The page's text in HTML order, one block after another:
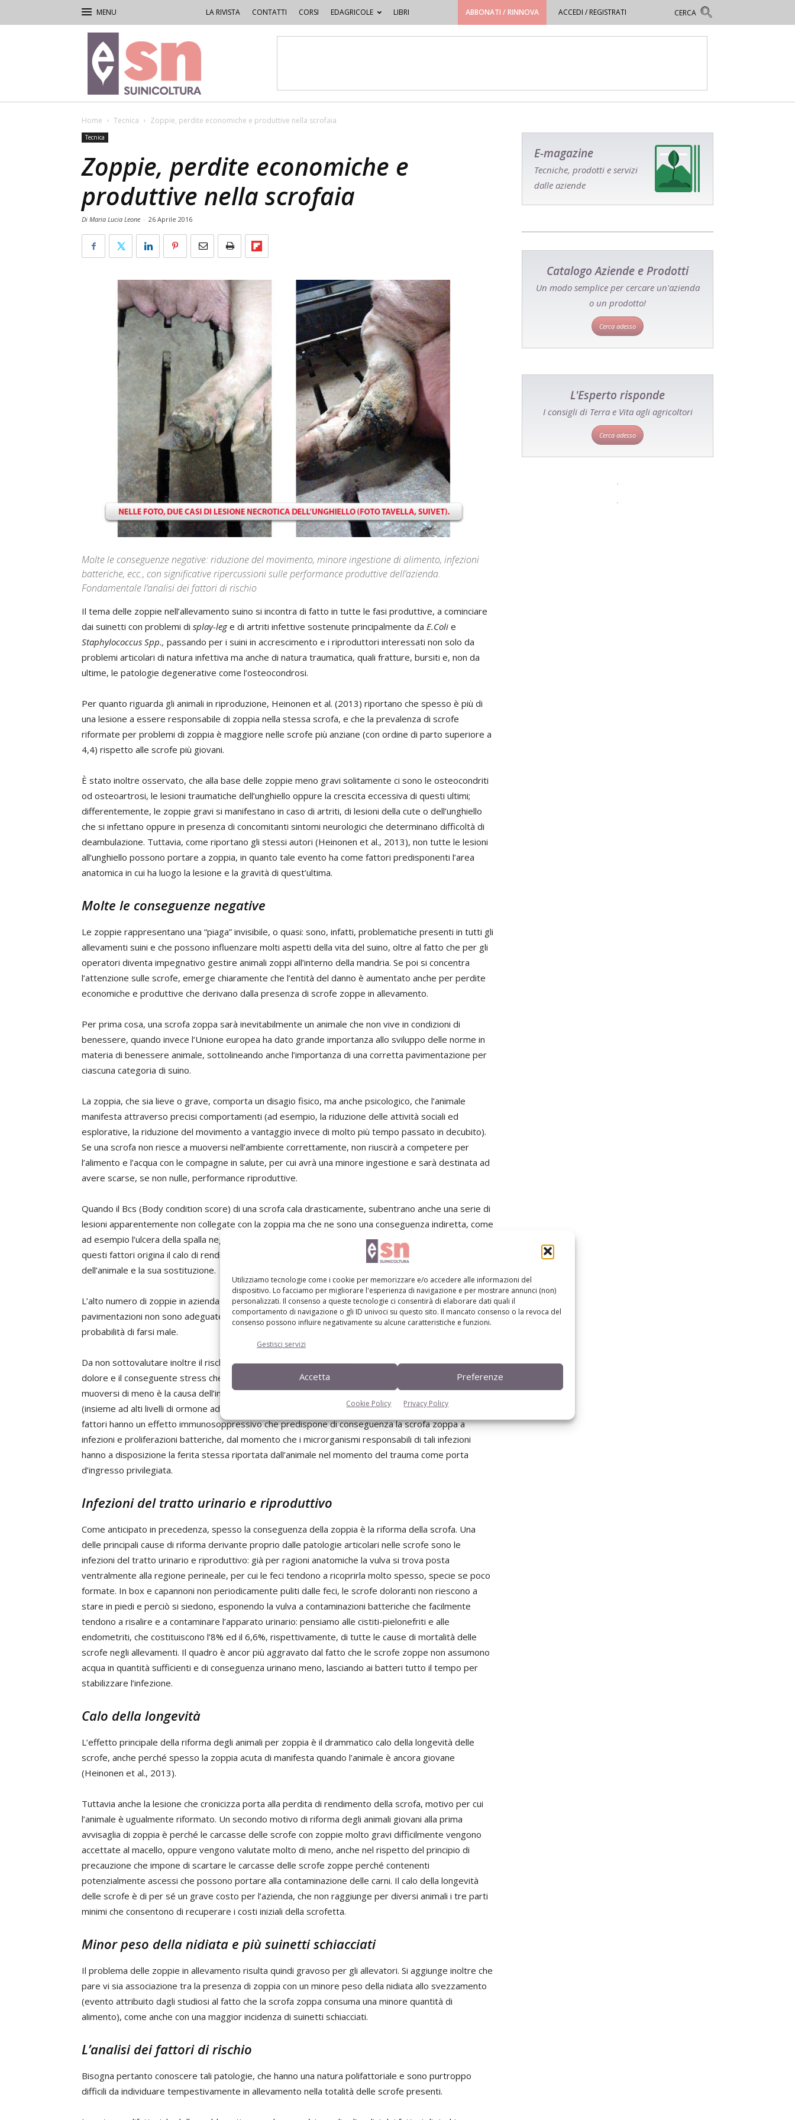
Utilizziamo tecnologie come i cookie per memorizzare e/o accedere alle informazioni del
dispositivo. Lo facciamo per migliorare l'esperienza di navigazione e per mostrare annunci (non)
personalizzati. Il consenso a queste tecnologie ci consentirà di elaborare dati quali il
comportamento di navigazione o gli ID univoci su questo sito. Il mancato consenso o la revoca del
consenso possono influire negativamente su alcune caratteristiche e funzioni.
Gestisci servizi
Accetta Preferenze
Cookie Policy Privacy Policy
LA RIVISTA CONTATTI CORSI EDAGRICOLE LIBRI ABBONATI / RINNOVA ACCEDI / REGISTRATI
Rivista
di
Suinicoltura
Home Tecnica Zoppie, perdite economiche e produttive nella scrofaia
Tecnica
Zoppie, perdite economiche e
produttive nella scrofaia
Di Maria Lucia Leone - 26 Aprile 2016
Molte le conseguenze negative: riduzione del movimento, minore ingestione di alimento, infezioni
batteriche, ecc., con significative ripercussioni sulle performance produttive dell’azienda.
Fondamentale l’analisi dei fattori di rischio
Il tema delle zoppie nell’allevamento suino si incontra di fatto in tutte le fasi produttive, a cominciare
dai suinetti con problemi di splay-lege di artriti infettive sostenute principalmente da E.Coli e
Staphylococcus Spp., passando per i suini in accrescimento e i riproduttori interessati non solo da
problemi articolari di natura infettiva ma anche di natura traumatica, quali fratture, bursiti e, non da
ultime, le patologie degenerative come l’osteocondrosi.
Per quanto riguarda gli animali in riproduzione, Heinonen et al. (2013) riportano che spesso è più di
una lesione a essere responsabile di zoppia nella stessa scrofa, e che la prevalenza di scrofe
riformate per problemi di zoppia è maggiore nelle scrofe più anziane (con ordine di parto superiore a
4,4) rispetto alle scrofe più giovani.
È stato inoltre osservato, che alla base delle zoppie meno gravi solitamente ci sono le osteocondriti
od osteoartrosi, le lesioni traumatiche dell’unghiello oppure la crescita eccessiva di questi ultimi;
differentemente, le zoppie gravi si manifestano in caso di artriti, di lesioni della cute o dell’unghiello
che si infettano oppure in presenza di concomitanti sintomi neurologici che determinano difficoltà di
deambulazione. Tuttavia, come riportano gli stessi autori (Heinonen et al., 2013), non tutte le lesioni
all’unghiello possono portare a zoppia, in quanto tale evento ha come fattori predisponenti l’area
anatomica in cui ha luogo la lesione e la gravità di quest’ultima.
Molte le conseguenze negative
Le zoppie rappresentano una “piaga” invisibile, o quasi: sono, infatti, problematiche presenti in tutti gli
allevamenti suini e che possono influenzare molti aspetti della vita del suino, oltre al fatto che per gli
operatori diventa impegnativo gestire animali zoppi all’interno della mandria. Se poi si concentra
l’attenzione sulle scrofe, emerge chiaramente che l’entità del danno è aumentato anche per perdite
economiche e produttive che derivano dalla presenza di scrofe zoppe in allevamento.
Per prima cosa, una scrofa zoppa sarà inevitabilmente un animale che non vive in condizioni di
benessere, quando invece l’Unione europea ha dato grande importanza allo sviluppo delle norme in
materia di benessere animale, sottolineando anche l’importanza di una corretta pavimentazione per
ciascuna categoria di suino.
La zoppia, che sia lieve o grave, comporta un disagio fisico, ma anche psicologico, che l’animale
manifesta attraverso precisi comportamenti (ad esempio, la riduzione delle attività sociali ed
esplorative, la riduzione del movimento a vantaggio invece di molto più tempo passato in decubito).
Se una scrofa non riesce a muoversi nell’ambiente correttamente, non riuscirà a competere per
l’alimento e l’acqua con le compagne in salute, per cui avrà una minore ingestione e sarà destinata ad
avere scarse, se non nulle, performance riproduttive.
Quando il Bcs (Body condition score) di una scrofa cala drasticamente, subentrano anche una serie di
lesioni apparentemente non collegate con la zoppia ma che ne sono una conseguenza indiretta, come
ad esempio l’ulcera della spalla negli animali molto magri che stanno in decubito per molto tempo. Da
questi fattori origina il calo di rendita per l’azienda, che alla fine è costretta ad optare per la riforma
dell’animale e la sua sostituzione.
L’alto numero di zoppie in azienda può costituire anche un indicatore ambientale: ad esempio, se le
pavimentazioni non sono adeguate e presentano buche, dislivelli o danni, le scrofe avranno maggiori
probabilità di farsi male.
Da non sottovalutare inoltre il rischio sanitario che rappresenta la zoppia in allevamento: lo stesso
dolore e il conseguente stress che portano l’animale a smettere di mangiare e/o di bere e a
muoversi di meno è la causa dell’innalzamento sierico del cortisolo liberato a livello corticosurrenale
(insieme ad alti livelli di ormone adrenocorticotropo, adrenalina, noradrenalina e dopamina). Questi
fattori hanno un effetto immunosoppressivo che predispone di conseguenza la scrofa zoppa a
infezioni e proliferazioni batteriche, dal momento che i microrganismi responsabili di tali infezioni
hanno a disposizione la ferita stessa riportata dall’animale nel momento del trauma come porta
d’ingresso privilegiata.
Infezioni del tratto urinario e riproduttivo
Come anticipato in precedenza, spesso la conseguenza della zoppia è la riforma della scrofa. Una
delle principali cause di riforma derivante proprio dalle patologie articolari nelle scrofe sono le
infezioni del tratto urinario e riproduttivo: già per ragioni anatomiche la vulva si trova posta
ventralmente alla regione perineale, per cui le feci tendono a ricoprirla molto spesso, specie se poco
formate. In box e capannoni non periodicamente puliti dalle feci, le scrofe doloranti non riescono a
stare in piedi e perciò si siedono, esponendo la vulva a contaminazioni batteriche che facilmente
tendono a risalire e a contaminare l’apparato urinario: pensiamo alle cistiti-pielonefriti e alle
endometriti, che costituiscono l’8% ed il 6,6%, rispettivamente, di tutte le cause di mortalità delle
scrofe negli allevamenti. Il quadro è ancor più aggravato dal fatto che le scrofe zoppe non assumono
acqua in quantità sufficienti e di conseguenza urinano meno, lasciando ai batteri tutto il tempo per
stabilizzare l’infezione.
Calo della longevità
L’effetto principale della riforma degli animali per zoppia è il drammatico calo della longevità delle
scrofe, anche perché spesso la zoppia acuta di manifesta quando l’animale è ancora giovane
(Heinonen et al., 2013).
Tuttavia anche la lesione che cronicizza porta alla perdita di rendimento della scrofa, motivo per cui
l’animale è ugualmente riformato. Un secondo motivo di riforma degli animali giovani alla prima
avvisaglia di zoppia è perché le carcasse delle scrofe con zoppie molto gravi difficilmente vengono
accettate al macello, oppure vengono valutate molto di meno, anche nel rispetto del principio di
precauzione che impone di scartare le carcasse delle scrofe zoppe perché contenenti
potenzialmente ascessi che possono portare alla contaminazione delle carni. Il calo della longevità
delle scrofe è di per sé un grave costo per l’azienda, che non raggiunge per diversi animali i tre parti
minimi che consentono di recuperare i costi iniziali della scrofetta.
Minor peso della nidiata e più suinetti schiacciati
Il problema delle zoppie in allevamento risulta quindi gravoso per gli allevatori. Si aggiunge inoltre che
pare vi sia associazione tra la presenza di zoppia con un minore peso della nidiata allo svezzamento
(evento attribuito dagli studiosi al fatto che la scrofa zoppa consuma una minore quantità di
alimento), come anche con una maggior incidenza di suinetti schiacciati.
L’analisi dei fattori di rischio
Bisogna pertanto conoscere tali patologie, che hanno una natura polifattoriale e sono purtroppo
difficili da individuare tempestivamente in allevamento nella totalità delle scrofe presenti.
E-magazine
Tecniche, prodotti e servizi
dalle aziende
Catalogo Aziende e Prodotti
Un modo semplice per cercare un'azienda
o un prodotto!
Cerca adesso
L'Esperto risponde
I consigli di Terra e Vita agli agricoltori
Cerca adesso